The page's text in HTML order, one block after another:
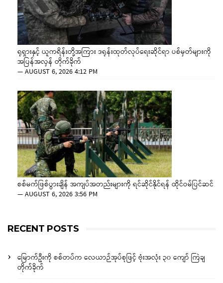
ရုရှားနှင့် ယူကရိန်းတို့အကြား ဒရုန်းထုတ်လုပ်ရေးဆိုင်ရာ ပစ်မှတ်များကို
အပြန်အလှန် တိုက်ခိုက်
—AUGUST 6, 2026 4:12 PM
စစ်မက်ဖြစ်ပွားချိန် အကျပ်အတည်းများကို ရင်ဆိုင်နိုင်ရန် ထိုင်ဝမ်ပြင်ဆင်
—AUGUST 6, 2026 3:56 PM
RECENT POSTS
မြောက်ဦးကို စစ်တပ်က လေယာဉ်အုပ်စုဖြင့် ဗုံးအလုံး ၃၀ ကျော် ကြဲချ
တိုက်ခိုက်